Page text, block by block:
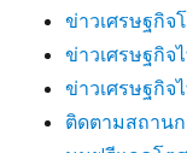
ข่าวเศรษฐกิจ
ข่าวเศรษฐกิจ
ข่าวเศรษฐกิจ
ติดตามสถาน